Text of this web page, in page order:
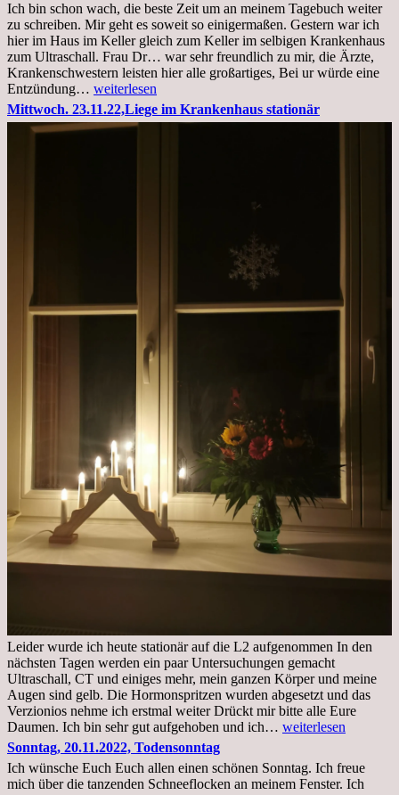
Ich bin schon wach, die beste Zeit um an meinem Tagebuch weiter
zu schreiben. Mir geht es soweit so einigermaßen. Gestern war ich
hier im Haus im Keller gleich zum Keller im selbigen Krankenhaus
zum Ultraschall. Frau Dr… war sehr freundlich zu mir, die Ärzte,
Krankenschwestern leisten hier alle großartiges, Bei ur würde eine
Entzündung… Freitag,
25.11.2022
Kleines
weiterlesen
Mittwoch. 23.11.22,Liege im Krankenhaus stationär
Leider wurde ich heute stationär auf die L2 aufgenommen In den
nächsten Tagen werden ein paar Untersuchungen gemacht
Ultraschall, CT und einiges mehr, mein ganzen Körper und meine
Augen sind gelb. Die Hormonspritzen wurden abgesetzt und das
Verzionios nehme ich erstmal weiter Drückt mir bitte alle Eure
Daumen. Ich bin sehr gut aufgehoben und ich… Mittwoch.
Krankenhaus
stationär
weiterlesen
Sonntag, 20.11.2022, Todensonntag
Ich wünsche Euch Euch allen einen schönen Sonntag. Ich freue
mich über die tanzenden Schneeflocken an meinem Fenster. Ich